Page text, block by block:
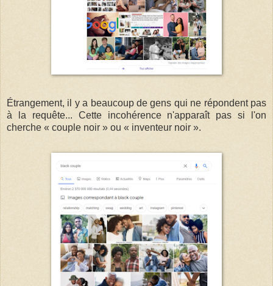
Étrangement, il y a beaucoup de gens qui ne répondent pas
à la requête... Cette incohérence n'apparaît pas si l'on
cherche « couple noir » ou « inventeur noir ».